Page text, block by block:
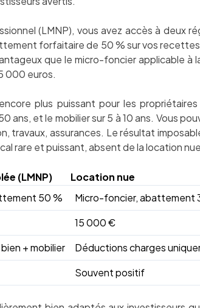
(LMNP), vous avez accès à deux
forfaitaire de 50 % sur vos
que le micro-foncier applicable à
000 euros.
plus puissant pour les
ans, et le mobilier sur 5 à 10 ans. Vous
travaux, assurances. Le résultat
rare et puissant, absent de la location
(LMNP)
Location nue
50 %
Micro-foncier, abattement
15 000 €
+ mobilier
Déductions charges
Souvent positif